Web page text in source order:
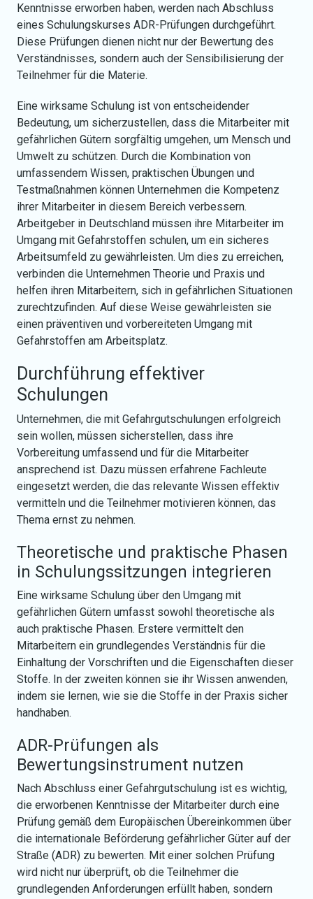
Kenntnisse erworben haben, werden nach Abschluss
eines Schulungskurses ADR-Prüfungen durchgeführt.
Diese Prüfungen dienen nicht nur der Bewertung des
Verständnisses, sondern auch der Sensibilisierung der
Teilnehmer für die Materie.
Eine wirksame Schulung ist von entscheidender
Bedeutung, um sicherzustellen, dass die Mitarbeiter mit
gefährlichen Gütern sorgfältig umgehen, um Mensch und
Umwelt zu schützen. Durch die Kombination von
umfassendem Wissen, praktischen Übungen und
Testmaßnahmen können Unternehmen die Kompetenz
ihrer Mitarbeiter in diesem Bereich verbessern.
Arbeitgeber in Deutschland müssen ihre Mitarbeiter im
Umgang mit Gefahrstoffen schulen, um ein sicheres
Arbeitsumfeld zu gewährleisten. Um dies zu erreichen,
verbinden die Unternehmen Theorie und Praxis und
helfen ihren Mitarbeitern, sich in gefährlichen Situationen
zurechtzufinden. Auf diese Weise gewährleisten sie
einen präventiven und vorbereiteten Umgang mit
Gefahrstoffen am Arbeitsplatz.
Durchführung effektiver
Schulungen
Unternehmen, die mit Gefahrgutschulungen erfolgreich
sein wollen, müssen sicherstellen, dass ihre
Vorbereitung umfassend und für die Mitarbeiter
ansprechend ist. Dazu müssen erfahrene Fachleute
eingesetzt werden, die das relevante­ Wissen effektiv
vermitteln und die Teilnehmer motivieren können, das
Thema ernst zu nehmen.
Theoretische und praktische Phasen
in Schulungssitzungen integrieren
Eine wirksame Schulung über den Umgang mit
gefährlichen Gütern umfasst sowohl theoretische als
auch praktische Phasen. Erstere vermittelt den
Mitarbeitern ein grundlegendes Verständnis für die
Einhaltung der Vorschriften und die Eigenschaften dieser
Stoffe. In der zweiten können sie ihr Wissen anwenden,
indem sie lernen, wie sie die Stoffe in der Praxis sicher
handhaben.
ADR-Prüfungen als
Bewertungsinstrument nutzen
Nach Abschluss einer Gefahrgutschulung ist es wichtig,
die erworbenen Kenntnisse der Mitarbeiter durch eine
Prüfung gemäß dem Europäischen Übereinkommen über
die internationale Beförderung gefährlicher Güter auf der
Straße (ADR) zu bewerten. Mit einer solchen Prüfung
wird nicht nur überprüft, ob die Teilnehmer die
grundlegenden Anforderungen erfüllt haben, sondern